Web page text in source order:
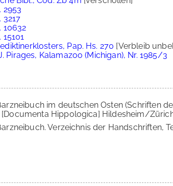
2953
3217
10632
Pap. Hs. 270 [Verbleib
Pirages, Kalamazoo (Michigan), Nr. 1985/3
im deutschen Osten (Schriften
[Documenta Hippologica] Hildesheim/
Verzeichnis der Handschriften,